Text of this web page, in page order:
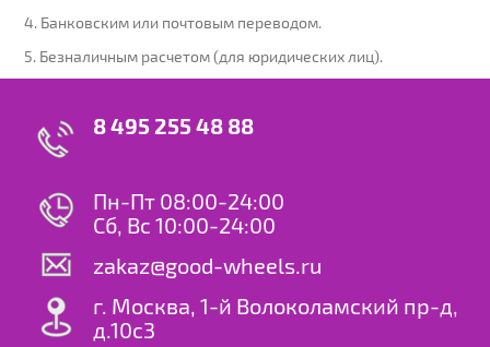
4. Банковским или почтовым переводом.
5. Безналичным расчетом (для юридических лиц).
8 495 255 48 88
Пн-Пт 08:00-24:00
Сб, Вс 10:00-24:00
zakaz@good-wheels.ru
г. Москва, 1-й Волоколамский пр-д,
д.10с3